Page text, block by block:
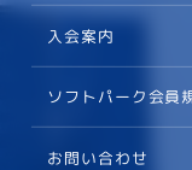
入会案内
ソフトパーク会員
お問い合わせ